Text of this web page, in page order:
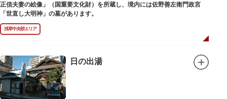
正信夫妻の絵像」（国重要文化財）を所蔵し、境内には佐野善左衛門政言
「世直し大明神」の墓があります。
浅草中央部エリア
日の出湯